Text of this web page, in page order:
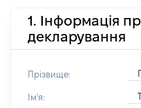
1. Інформація
декларування
Прізвище:
Ім'я: